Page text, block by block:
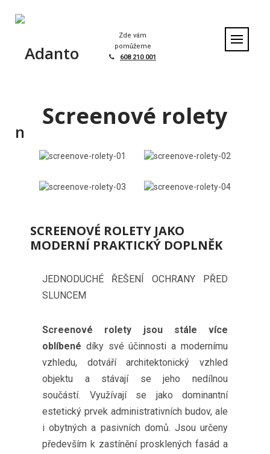
Zde vám
pomůžeme
608 210 001
Screenové rolety
SCREENOVÉ ROLETY JAKO
MODERNÍ PRAKTICKÝ DOPLNĚK
JEDNODUCHÉ ŘEŠENÍ OCHRANY PŘED
SLUNCEM
Screenové rolety jsou stále více
oblíbené díky své účinnosti a modernímu
vzhledu, dotváří architektonický vzhled
objektu a stávají se jeho nedílnou
součástí. Využívají se jako dominantní
estetický prvek administrativních budov, ale
i obytných a pasivních domů. Jsou určeny
především k zastínění prosklených fasád a